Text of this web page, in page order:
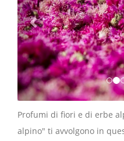
Profumi di fiori e di erbe
alpino" ti avvolgono in